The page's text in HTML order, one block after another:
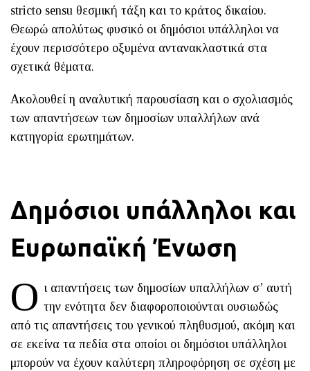
stricto sensu θεσμική τάξη και το κράτος δικαίου.
Θεωρώ απολύτως φυσικό οι δημόσιοι υπάλληλοι να
έχουν περισσότερο οξυμένα αντανακλαστικά στα
σχετικά θέματα.
Ακολουθεί η αναλυτική παρουσίαση και ο σχολιασμός
των απαντήσεων των δημοσίων υπαλλήλων ανά
κατηγορία ερωτημάτων.
Δημόσιοι υπάλληλοι και
Ευρωπαϊκή Ένωση
Ο ι απαντήσεις των δημοσίων υπαλλήλων σ’ αυτή
την ενότητα δεν διαφοροποιούνται ουσιωδώς
από τις απαντήσεις του γενικού πληθυσμού, ακόμη και
σε εκείνα τα πεδία στα οποίοι οι δημόσιοι υπάλληλοι
μπορούν να έχουν καλύτερη πληροφόρηση σε σχέση με